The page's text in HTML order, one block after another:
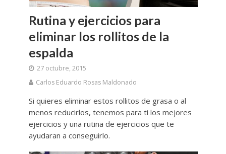
Rutina y ejercicios para
eliminar los rollitos de la
espalda
27 octubre, 2015
Carlos Eduardo Rosas Maldonado
Si quieres eliminar estos rollitos de grasa o al
menos reducirlos, tenemos para ti los mejores
ejercicios y una rutina de ejercicios que te
ayudaran a conseguirlo.